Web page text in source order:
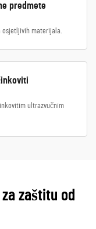
predmete
osjetljivih materijala.
ultrazvučnim
zaštitu od